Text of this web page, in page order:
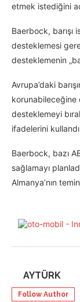
etmek istediğini
Baerbock, barışı
desteklemesi
desteklemenin
Avrupa’daki
korunabileceğine
desteklemeyi
ifadelerini
Baerbock, bazı
sağlamayı
Almanya’nın
AYTÜRK
Follow Author